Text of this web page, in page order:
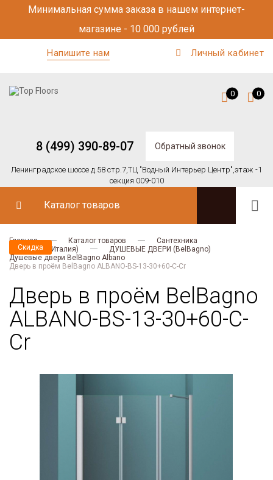
Минимальная сумма заказа в нашем интернет-
магазине - 10 000 рублей
Напишите нам Личный кабинет
8 (499) 390-89-07 Обратный звонок
Ленинградское шоссе д.58 стр.7,ТЦ "Водный Интерьер Центр",этаж -1
секция 009-010
0 0
Каталог товаров
Главная Каталог товаров
Сантехника
BELBAGNO (Италия)
ДУШЕВЫЕ ДВЕРИ (BelBagno)
Душевые двери BelBagno Albano
Дверь в проём BelBagno ALBANO-BS-13-30+60-C-Cr
Дверь в проём BelBagno
ALBANO-BS-13-30+60-C-
Cr
Скидка